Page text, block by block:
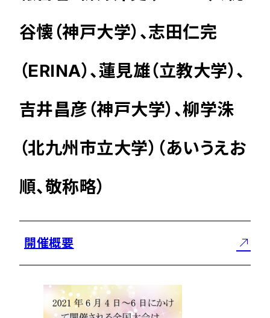
谷懐（神戸大学）、志田仁完
（ERINA）、蓮見雄（立教大学）、
吉井昌彦（神戸大学）、柳学洙
（北九州市立大学）（あいうえお
順、敬称略）
開催概要